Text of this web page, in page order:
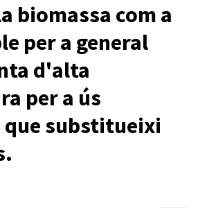
biomassa com a
per a general
d'alta
per a ús
substitueixi